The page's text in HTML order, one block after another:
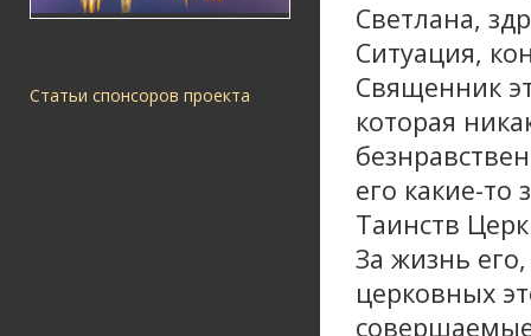
Статьи спонсоров проекта
Светлана,
Ситуация,
Священник
которая
его какие-то
Таинств
За жизнь
церковных